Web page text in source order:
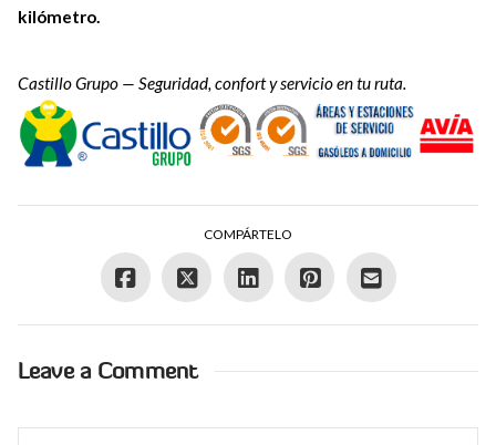
kilómetro.
Castillo Grupo — Seguridad, confort y servicio en tu ruta.
COMPÁRTELO
Leave a Comment